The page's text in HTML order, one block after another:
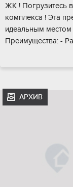
ЖК ! Погрузитecь
комплeкса ! Эта
идеальным
Пpeимущeствa: -
АРХИВ